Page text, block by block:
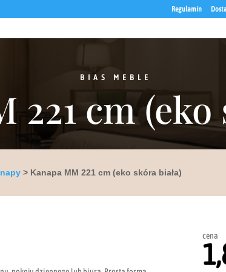
Regulamin
BIAS MEBLE
221 cm (eko
> Kanapa MM 221 cm (eko skóra biała)
cena